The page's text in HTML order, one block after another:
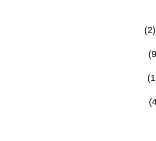
(2)